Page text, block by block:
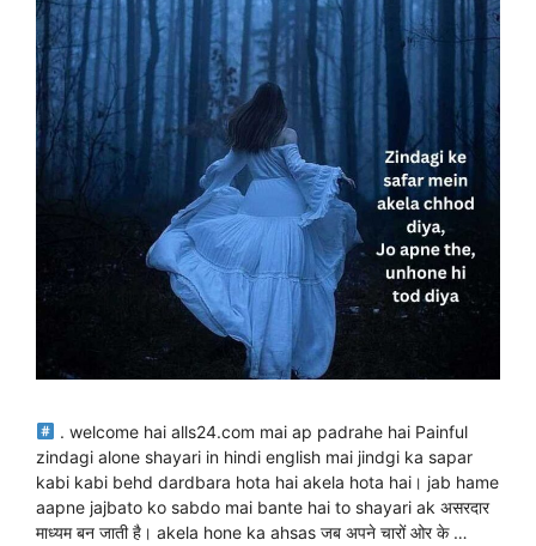
. welcome hai alls24.com mai ap padrahe hai Painful
zindagi alone shayari in hindi english mai jindgi ka sapar
kabi kabi behd dardbara hota hai akela hota hai। jab hame
aapne jajbato ko sabdo mai bante hai to shayari ak असरदार
माध्यम बन जाती है। akela hone ka ahsas जब अपने चारों ओर के …